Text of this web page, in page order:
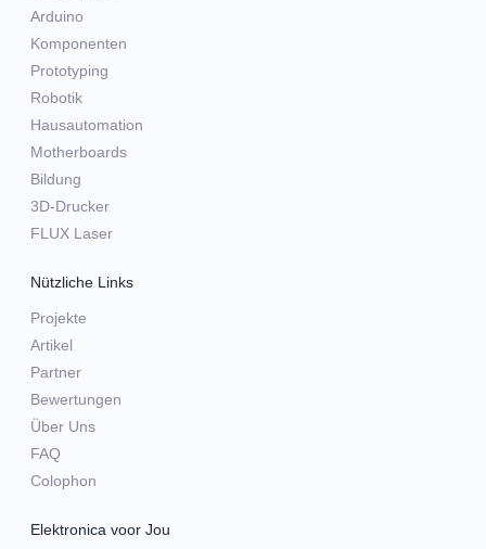
Arduino
Komponenten
Prototyping
Robotik
Hausautomation
Motherboards
Bildung
3D-Drucker
FLUX Laser
Nützliche Links
Projekte
Artikel
Partner
Bewertungen
Über Uns
FAQ
Colophon
Elektronica voor Jou